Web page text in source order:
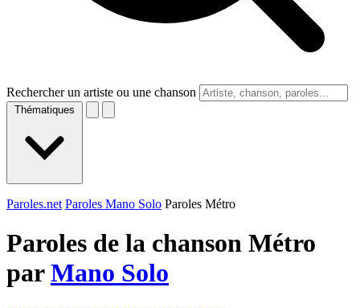
Rechercher un artiste ou une chanson
Thématiques
Paroles.net Paroles Mano Solo Paroles Métro
Paroles de la chanson Métro
parMano Solo